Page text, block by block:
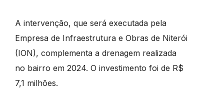
A intervenção, que será executada pela
Empresa de Infraestrutura e Obras de Niterói
(ION), complementa a drenagem realizada
no bairro em 2024. O investimento foi de R$
7,1 milhões.